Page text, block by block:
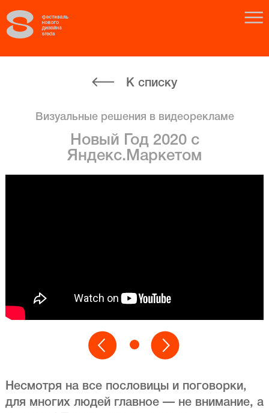
К списку
Визуальные решения в видеорекламе
Новый Год 2020 с
Яндекс.Маркетом
Несмотря на все пословицы и поговорки,
для многих людей главное — не внимание, а